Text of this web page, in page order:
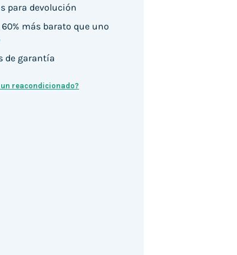
para devolución
más barato que uno
de garantía
un reacondicionado?